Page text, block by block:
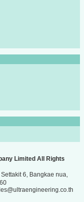
Limited All Rights
6, Bangkae nua,